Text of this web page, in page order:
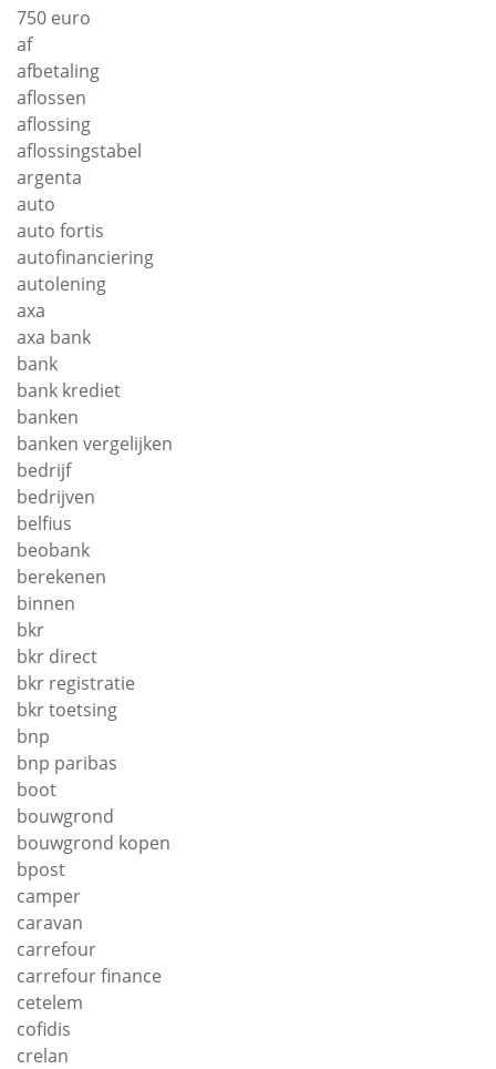
750 euro
af
afbetaling
aflossen
aflossing
aflossingstabel
argenta
auto
auto fortis
autofinanciering
autolening
axa
axa bank
bank
bank krediet
banken
banken vergelijken
bedrijf
bedrijven
belfius
beobank
berekenen
binnen
bkr
bkr direct
bkr registratie
bkr toetsing
bnp
bnp paribas
boot
bouwgrond
bouwgrond kopen
bpost
camper
caravan
carrefour
carrefour finance
cetelem
cofidis
crelan